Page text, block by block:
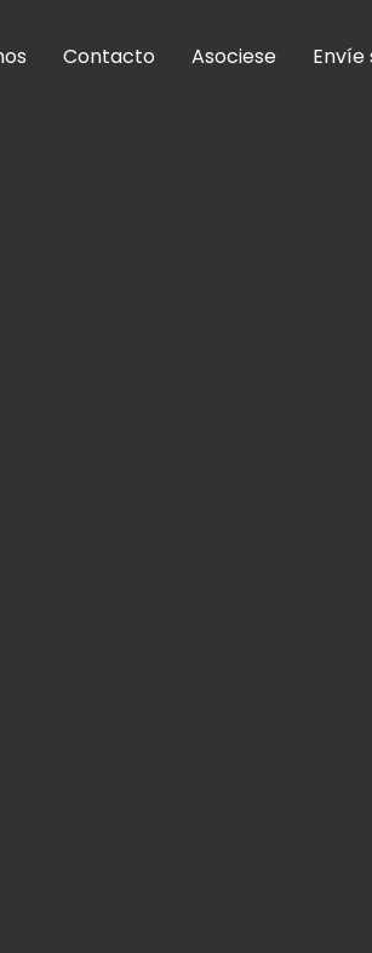
Contacto Asociese Envíe